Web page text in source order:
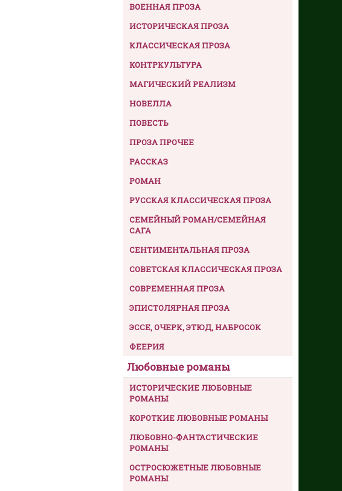
ВОЕННАЯ ПРОЗА
ИСТОРИЧЕСКАЯ ПРОЗА
КЛАССИЧЕСКАЯ ПРОЗА
КОНТРКУЛЬТУРА
МАГИЧЕСКИЙ РЕАЛИЗМ
НОВЕЛЛА
ПОВЕСТЬ
ПРОЗА ПРОЧЕЕ
РАССКАЗ
РОМАН
РУССКАЯ КЛАССИЧЕСКАЯ ПРОЗА
СЕМЕЙНЫЙ РОМАН/СЕМЕЙНАЯ
САГА
СЕНТИМЕНТАЛЬНАЯ ПРОЗА
СОВЕТСКАЯ КЛАССИЧЕСКАЯ ПРОЗА
СОВРЕМЕННАЯ ПРОЗА
ЭПИСТОЛЯРНАЯ ПРОЗА
ЭССЕ, ОЧЕРК, ЭТЮД, НАБРОСОК
ФЕЕРИЯ
Любовные романы
ИСТОРИЧЕСКИЕ ЛЮБОВНЫЕ
РОМАНЫ
КОРОТКИЕ ЛЮБОВНЫЕ РОМАНЫ
ЛЮБОВНО-ФАНТАСТИЧЕСКИЕ
РОМАНЫ
ОСТРОСЮЖЕТНЫЕ ЛЮБОВНЫЕ
РОМАНЫ